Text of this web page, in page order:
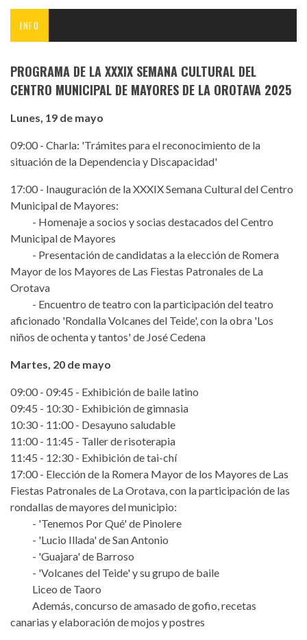
INFO
PROGRAMA DE LA XXXIX SEMANA CULTURAL DEL
CENTRO MUNICIPAL DE MAYORES DE LA OROTAVA 2025
Lunes, 19 de mayo
09:00 - Charla: 'Trámites para el reconocimiento de la
situación de la Dependencia y Discapacidad'
17:00 - Inauguración de la XXXIX Semana Cultural del Centro
Municipal de Mayores:
- Homenaje a socios y socias destacados del Centro
Municipal de Mayores
- Presentación de candidatas a la elección de Romera
Mayor de los Mayores de Las Fiestas Patronales de La
Orotava
- Encuentro de teatro con la participación del teatro
aficionado 'Rondalla Volcanes del Teide', con la obra 'Los
niños de ochenta y tantos' de José Cedena
Martes, 20 de mayo
09:00 - 09:45 - Exhibición de baile latino
09:45 - 10:30 - Exhibición de gimnasia
10:30 - 11:00 - Desayuno saludable
11:00 - 11:45 - Taller de risoterapia
11:45 - 12:30 - Exhibición de tai-chí
17:00 - Elección de la Romera Mayor de los Mayores de Las
Fiestas Patronales de La Orotava, con la participación de las
rondallas de mayores del municipio:
- 'Tenemos Por Qué' de Pinolere
- 'Lucio Illada' de San Antonio
- 'Guajara' de Barroso
- 'Volcanes del Teide' y su grupo de baile
Liceo de Taoro
Además, concurso de amasado de gofio, recetas
canarias y elaboración de mojos y postres